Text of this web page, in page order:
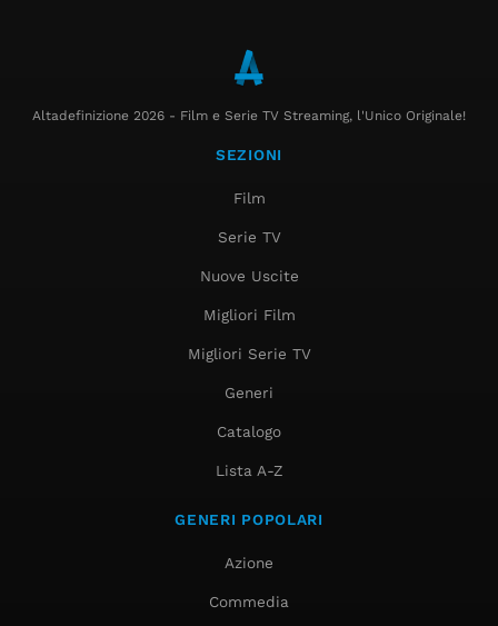
Altadefinizione 2026 - Film e Serie TV Streaming, l'Unico Originale!
SEZIONI
Film
Serie TV
Nuove Uscite
Migliori Film
Migliori Serie TV
Generi
Catalogo
Lista A-Z
GENERI POPOLARI
Azione
Commedia